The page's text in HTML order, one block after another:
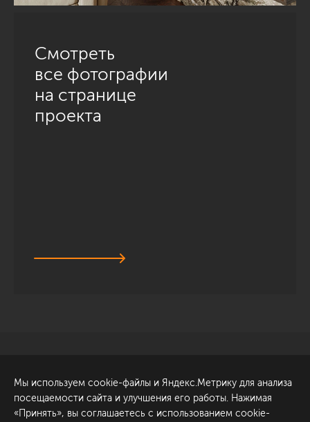
Смотреть
все фотографии
на странице
проекта
Обсудить проект
ул. Академика Павлова, 6
к1
Мы используем cookie-файлы и Яндекс.Метрику для анализа
посещаемости сайта и улучшения его работы. Нажимая
«Принять», вы соглашаетесь с использованием cookie-